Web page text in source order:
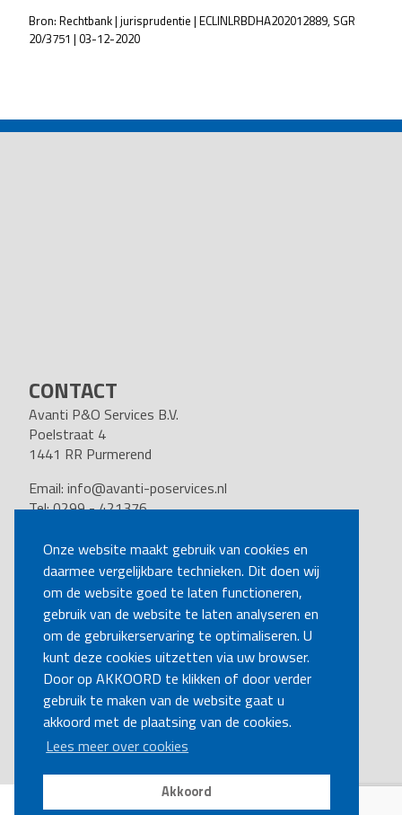
Onze website maakt gebruik van cookies en
daarmee vergelijkbare technieken. Dit doen wij
om de website goed te laten functioneren,
gebruik van de website te laten analyseren en
om de gebruikerservaring te optimaliseren. U
kunt deze cookies uitzetten via uw browser.
Door op AKKOORD te klikken of door verder
gebruik te maken van de website gaat u
akkoord met de plaatsing van de cookies.
Lees meer over cookies
Akkoord
Bron: Rechtbank | jurisprudentie | ECLINLRBDHA202012889, SGR
20/3751 | 03-12-2020
NAVIGATION
CONTACT
Avanti P&O Services B.V.
Poelstraat 4
1441 RR Purmerend
Email: info@avanti-poservices.nl
Tel: 0299 - 421376
Kvk nummer: 37140121
VOLG ONS
BEL MIJ TERUG
MAAK EEN AFSPRAAK
Disclaimer|Privacy|Cookies